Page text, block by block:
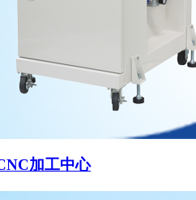
加工中心